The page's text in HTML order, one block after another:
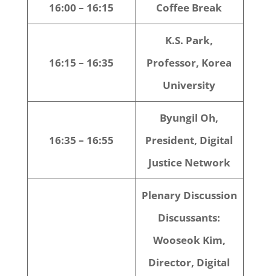
16:00 – 16:15 Coffee Break
16:15 – 16:35
K.S. Park,
Professor, Korea
University
16:35 – 16:55
Byungil Oh,
President, Digital
Justice Network
Plenary Discussion
Discussants:
Wooseok Kim,
Director, Digital